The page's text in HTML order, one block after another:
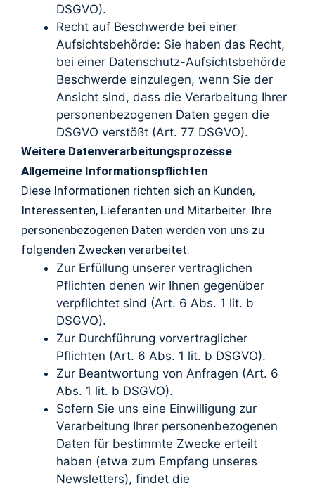
DSGVO).
Recht auf Beschwerde bei einer
Aufsichtsbehörde: Sie haben das Recht,
bei einer Datenschutz-Aufsichtsbehörde
Beschwerde einzulegen, wenn Sie der
Ansicht sind, dass die Verarbeitung Ihrer
personenbezogenen Daten gegen die
DSGVO verstößt (Art. 77 DSGVO).
Weitere Datenverarbeitungsprozesse
Allgemeine Informationspflichten
Diese Informationen richten sich an Kunden,
Interessenten, Lieferanten und Mitarbeiter. Ihre
personenbezogenen Daten werden von uns zu
folgenden Zwecken verarbeitet:
Zur Erfüllung unserer vertraglichen
Pflichten denen wir Ihnen gegenüber
verpflichtet sind (Art. 6 Abs. 1 lit. b
DSGVO).
Zur Durchführung vorvertraglicher
Pflichten (Art. 6 Abs. 1 lit. b DSGVO).
Zur Beantwortung von Anfragen (Art. 6
Abs. 1 lit. b DSGVO).
Sofern Sie uns eine Einwilligung zur
Verarbeitung Ihrer personenbezogenen
Daten für bestimmte Zwecke erteilt
haben (etwa zum Empfang unseres
Newsletters), findet die